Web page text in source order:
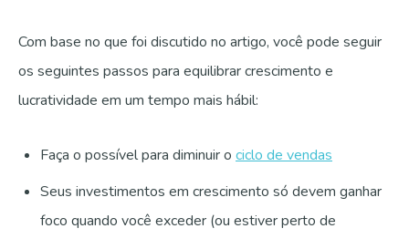
Com base no que foi discutido no artigo, você pode seguir
os seguintes passos para equilibrar crescimento e
lucratividade em um tempo mais hábil:
Faça o possível para diminuir o ciclo de vendas
Seus investimentos em crescimento só devem ganhar
foco quando você exceder (ou estiver perto de